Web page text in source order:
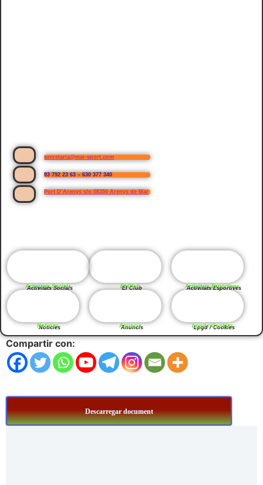
secretaria@mar-sport.com
93 792 23 63 – 630 377 340
Port D’Arenys s/n 08350 Arenys de Mar
Activitats Socials El Club Activitats Esportives
Noticies Anuncis Lpgd / Cookies
Compartir con:
Descarregar document